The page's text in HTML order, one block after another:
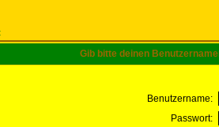
Gib bitte deinen
Benutzername:
Passwort: